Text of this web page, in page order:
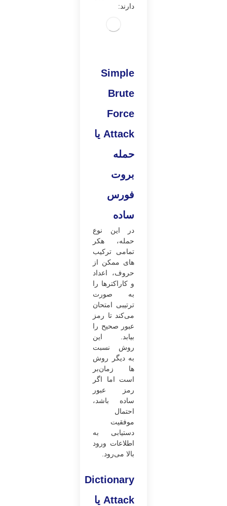
دارند:
Simple
Brute
Force
Attack یا
حمله
بروت
فورس
ساده
در این نوع
حمله، هکر
تمامی ترکیب
های ممکن از
حروف، اعداد
و کاراکترها را
به صورت
ترتیبی امتحان
می‌کند تا رمز
عبور صحیح را
بیابد. این
روش نسبت
به دیگر روش
ها زمان‌بر
است اما اگر
رمز عبور
ساده باشد،
احتمال
موفقیت
دستیابی به
اطلاعات ورود
بالا می‌رود.
Dictionary
Attack یا